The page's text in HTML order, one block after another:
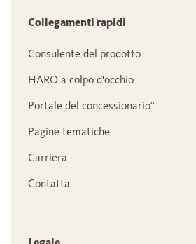
Collegamenti rapidi
Consulente del prodotto
HARO a colpo d'occhio
Portale del concessionario°
Pagine tematiche
Carriera
Contatta